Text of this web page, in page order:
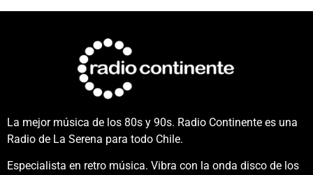
La mejor música de los 80s y 90s. Radio Continente es una
Radio de La Serena para todo Chile.
Especialista en retro música. Vibra con la onda disco de los